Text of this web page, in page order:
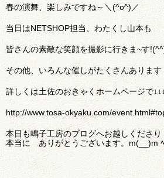
春の演舞、楽しみですね～＼(^o^)／
当日はNETSHOP担当、わたくし山本も
皆さんの素敵な笑顔を撮影に行きま~す
その他、いろんな催しがたくさんあります
詳しくは土佐のおきゃくホームページで
http://www.tosa-okyaku.com/
本日も鳴子工房のブログへお越しくださり
本当に ありがとうございます。m(__)m ﾍ